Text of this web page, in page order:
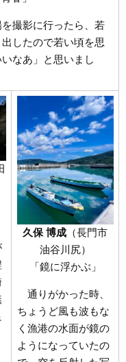
撮影に行ったら、若
したので若い頃を思
なあ」と思いまし
久保 博成 （長門市
油谷川尻）
「鏡に浮かぶ」
通りがかった時、
ちょうど風も波もな
く漁港の水面が鏡の
ようになっていたの